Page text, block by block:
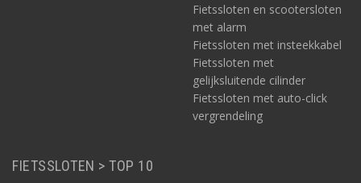
Fietssloten en scootersloten
met alarm
Fietssloten met insteekkabel
Fietssloten met
gelijksluitende cilinder
Fietssloten met auto-click
vergrendeling
FIETSSLOTEN > TOP 10